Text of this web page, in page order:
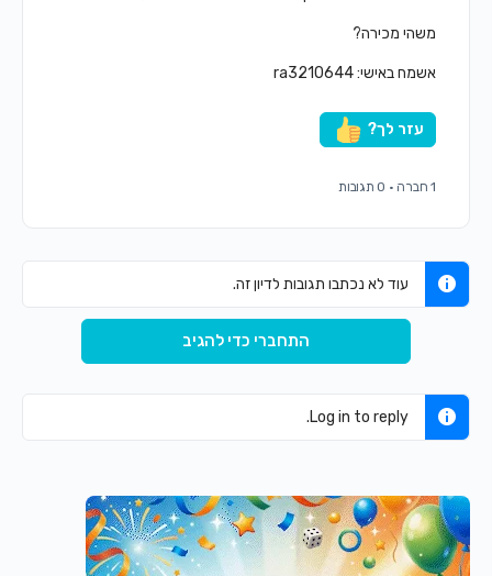
משהי מכירה?
אשמח באישי: ra3210644
עזר לך?
· 0 תגובות
עוד לא נכתבו תגובות לדיון זה.
התחברי כדי להגיב
Log in to reply.